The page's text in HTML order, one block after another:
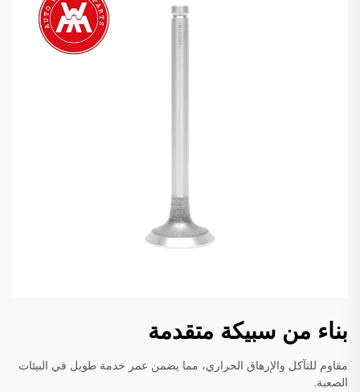
بناء من سبيكة متقدمة
مقاوم للتآكل والإرهاق الحراري، مما يضمن عمر خدمة طويل في البيئات
الصعبة.